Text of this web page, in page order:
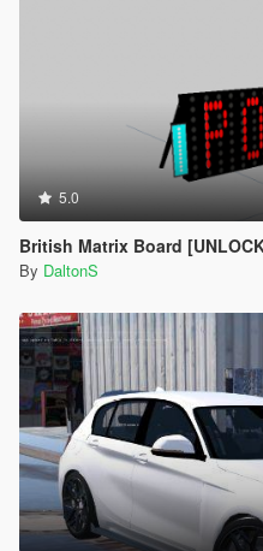
5.0
British Matrix Board
By DaltonS